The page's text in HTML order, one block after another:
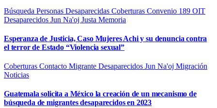
Búsqueda Personas Desaparecidas Coberturas Convenio 189 OIT
Desaparecidos Jun Na'oj Justa Memoria
Esperanza de Justicia, Caso Mujeres Achi y su denuncia contra
el terror de Estado “Violencia sexual”
Coberturas Contacto Migrante Desaparecidos Jun Na'oj Migración
Noticias
Guatemala solicita a México la creación de un mecanismo de
búsqueda de migrantes desaparecidos en 2023